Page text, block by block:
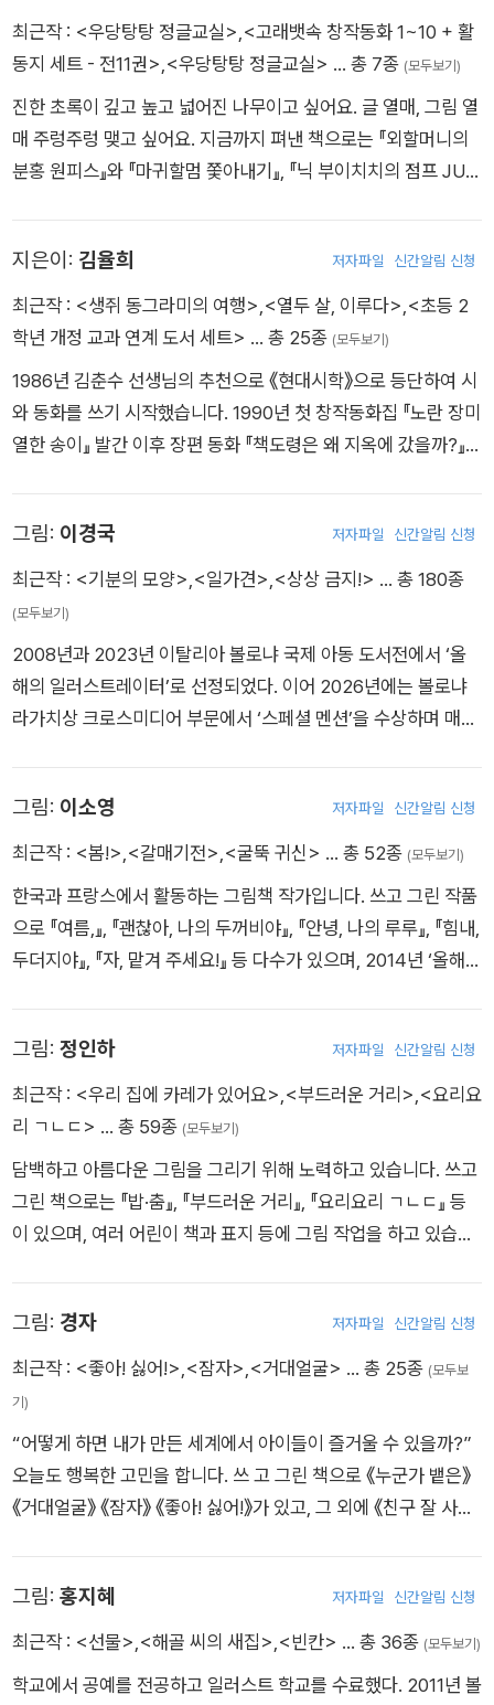
최근작 : <우당탕탕 정글교실> <고래뱃속 창작동화 1~10 + 활
동지 세트 - 전11권> <우당탕탕 정글교실> … 총 7종 (모두보기)
진한 초록이 깊고 높고 넓어진 나무이고 싶어요. 글 열매, 그림 열
매 주렁주렁 맺고 싶어요. 지금까지 펴낸 책으로는 『외할머니의
분홍 원피스』와 『마귀할멈 쫓아내기』, 『닉 부이치치의 점프 JUM
지은이: 김율희 저자파일 신간알림 신청
최근작 : <생쥐 동그라미의 여행> <열두 살, 이루다> <초등 2
학년 개정 교과 연계 도서 세트> … 총 25종 (모두보기)
1986년 김춘수 선생님의 추천으로 《현대시학》으로 등단하여 시
와 동화를 쓰기 시작했습니다. 1990년 첫 창작동화집 『노란 장미
열한 송이』 발간 이후 장편 동화 『책도령은 왜 지옥에 갔을까?』,
못해!』, 『인터넷 천사와 오리 궁둥이』와 창작동화집 『햇살 따뜻한
날』, 『거울이 없는 나라』, 『꿀-진리와 함께 하는 이야기』, 『코코코
나라』, 시집 『굴뚝 속으로 들어간 하마』 등 여러 권의 책을 펴냈고
에 수록되었습니다. 〈한국아동문학작가상〉, 〈한정동아동문학상〉,
〈한국문협작가상〉, 〈문체부 장관상〉, 〈어린이문화 대상〉 등을 수
상했습니다. 현재 국제PEN한국본부 편집장으로 있으며 오랫동
안 대학과 그 외 여러 곳에서 아동문학을 강의해 왔습니다.
그림: 이경국 저자파일 신간알림 신청
최근작 : <기분의 모양> <일가견> <상상 금지!> … 총 180종
(모두보기)
2008년과 2023년 이탈리아 볼로냐 국제 아동 도서전에서 ‘올
해의 일러스트레이터’로 선정되었다. 이어 2026년에는 볼로냐
라가치상 크로스미디어 부문에서 ‘스페셜 멘션’을 수상하며 매체
있다. 주요 저서로는 『상상 금지!』를 비롯해 『기분의 모양』, 『개
꿈』, 『넌 없어!』, 『그림책 작가로 살아가기』, 플레이송스 사운드북
그림: 이소영 저자파일 신간알림 신청
최근작 : <봄!> <갈매기전> <굴뚝 귀신> … 총 52종 (모두보기)
한국과 프랑스에서 활동하는 그림책 작가입니다. 쓰고 그린 작품
으로 『여름,』, 『괜찮아, 나의 두꺼비야』, 『안녕, 나의 루루』, 『힘내,
두더지야』, 『자, 맡겨 주세요!』 등 다수가 있으며, 2014년 ‘올해의
가장 즐거운 책’ 등에 여러 작품들이 선정되었습니다. 이 외 『편의
점』, 『움직이는 생각 1권-잃어버린 거울』, 『이제, 날아오르자』,
『다랑쉬굴 아이』, 『이야기 귀신의 복수』 등 여러 동화책과 그림책
과 관계, 정체성, 결핍 등을 그림책에 담아내려고 고민합니다.
그림: 정인하 저자파일 신간알림 신청
최근작 : <우리 집에 카레가 있어요> <부드러운 거리> <요리요
리 ㄱㄴㄷ> … 총 59종 (모두보기)
담백하고 아름다운 그림을 그리기 위해 노력하고 있습니다. 쓰고
그린 책으로는 『밥·춤』, 『부드러운 거리』, 『요리요리 ㄱㄴㄷ』 등
이 있으며, 여러 어린이 책과 표지 등에 그림 작업을 하고 있습니
그림: 경자 저자파일 신간알림 신청
최근작 : <좋아! 싫어!> <잠자> <거대얼굴> … 총 25종 (모두보
기)
“어떻게 하면 내가 만든 세계에서 아이들이 즐거울 수 있을까?”
오늘도 행복한 고민을 합니다. 쓰 고 그린 책으로 《누군가 뱉은》
《거대얼굴》 《잠자》 《좋아! 싫어!》가 있고, 그 외에 《친구 잘 사귀
그림: 홍지혜 저자파일 신간알림 신청
최근작 : <선물> <해골 씨의 새집> <빈칸> … 총 36종 (모두보기)
학교에서 공예를 전공하고 일러스트 학교를 수료했다. 2011년 볼